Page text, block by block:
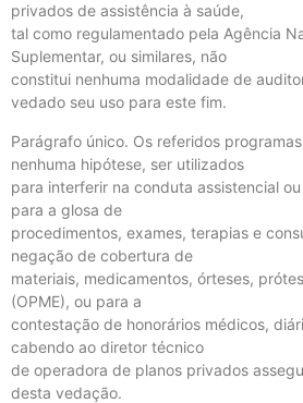
privados de assistência à saúde,
tal como regulamentado pela Agência
Suplementar, ou similares, não
constitui nenhuma modalidade de
vedado seu uso para este fim.
Parágrafo único. Os referidos
nenhuma hipótese, ser utilizados
para interferir na conduta assistencial
para a glosa de
procedimentos, exames, terapias e
negação de cobertura de
materiais, medicamentos, órteses,
(OPME), ou para a
contestação de honorários médicos,
cabendo ao diretor técnico
de operadora de planos privados
desta vedação.